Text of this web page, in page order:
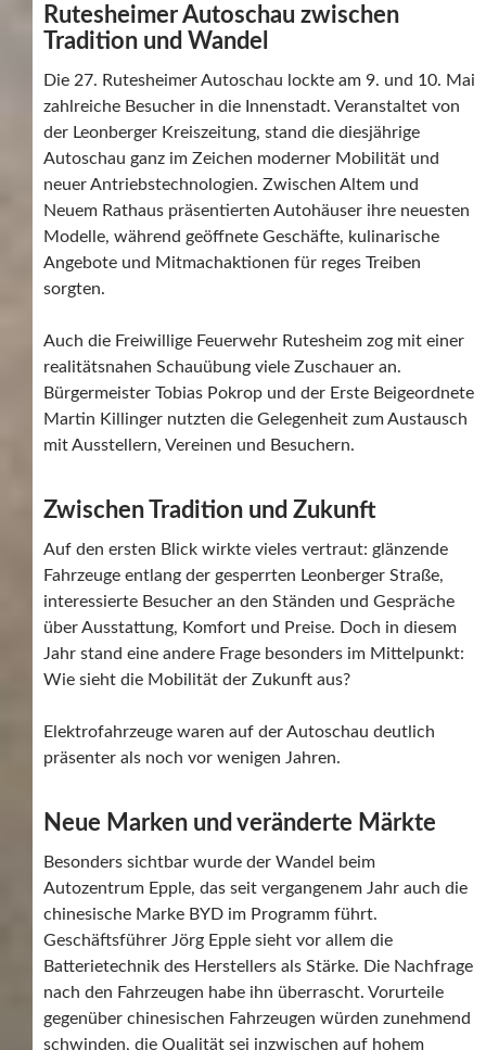
Rutesheimer Autoschau zwischen
Tradition und Wandel
Die 27. Rutesheimer Autoschau lockte am 9. und 10. Mai
zahlreiche Besucher in die Innenstadt. Veranstaltet von
der Leonberger Kreiszeitung, stand die diesjährige
Autoschau ganz im Zeichen moderner Mobilität und
neuer Antriebstechnologien. Zwischen Altem und
Neuem Rathaus präsentierten Autohäuser ihre neuesten
Modelle, während geöffnete Geschäfte, kulinarische
Angebote und Mitmachaktionen für reges Treiben
sorgten.
Auch die Freiwillige Feuerwehr Rutesheim zog mit einer
realitätsnahen Schauübung viele Zuschauer an.
Bürgermeister Tobias Pokrop und der Erste Beigeordnete
Martin Killinger nutzten die Gelegenheit zum Austausch
mit Ausstellern, Vereinen und Besuchern.
Zwischen Tradition und Zukunft
Auf den ersten Blick wirkte vieles vertraut: glänzende
Fahrzeuge entlang der gesperrten Leonberger Straße,
interessierte Besucher an den Ständen und Gespräche
über Ausstattung, Komfort und Preise. Doch in diesem
Jahr stand eine andere Frage besonders im Mittelpunkt:
Wie sieht die Mobilität der Zukunft aus?
Elektrofahrzeuge waren auf der Autoschau deutlich
präsenter als noch vor wenigen Jahren.
Neue Marken und veränderte Märkte
Besonders sichtbar wurde der Wandel beim
Autozentrum Epple, das seit vergangenem Jahr auch die
chinesische Marke BYD im Programm führt.
Geschäftsführer Jörg Epple sieht vor allem die
Batterietechnik des Herstellers als Stärke. Die Nachfrage
nach den Fahrzeugen habe ihn überrascht. Vorurteile
gegenüber chinesischen Fahrzeugen würden zunehmend
schwinden, die Qualität sei inzwischen auf hohem